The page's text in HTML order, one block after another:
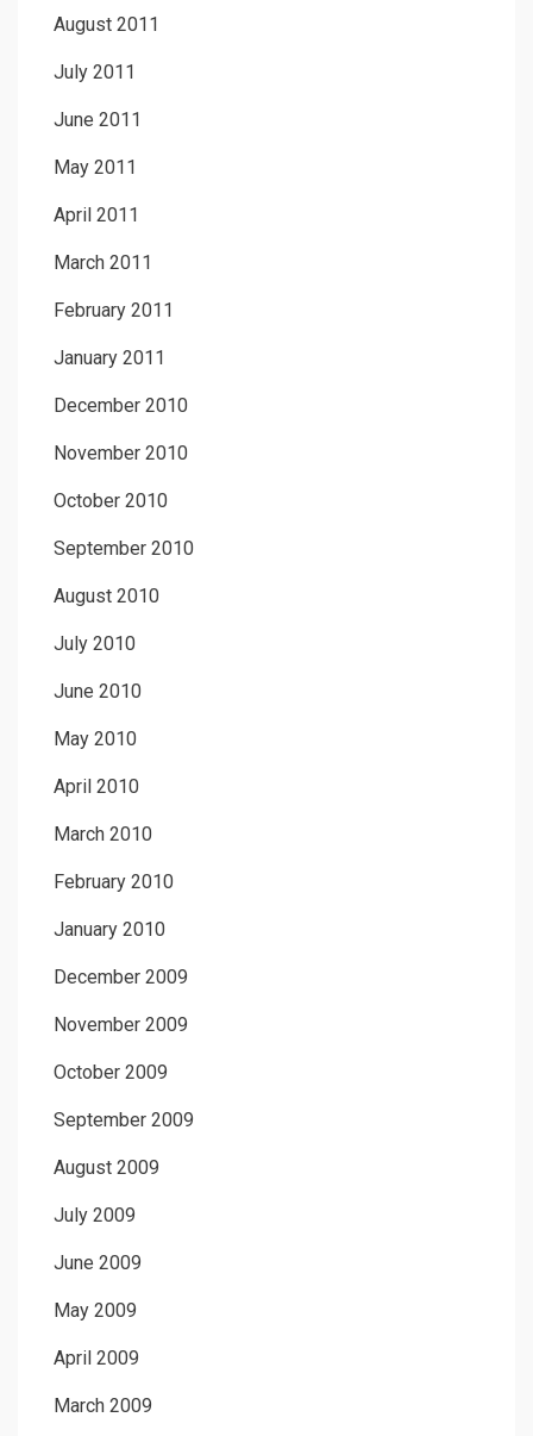
August 2011
July 2011
June 2011
May 2011
April 2011
March 2011
February 2011
January 2011
December 2010
November 2010
October 2010
September 2010
August 2010
July 2010
June 2010
May 2010
April 2010
March 2010
February 2010
January 2010
December 2009
November 2009
October 2009
September 2009
August 2009
July 2009
June 2009
May 2009
April 2009
March 2009